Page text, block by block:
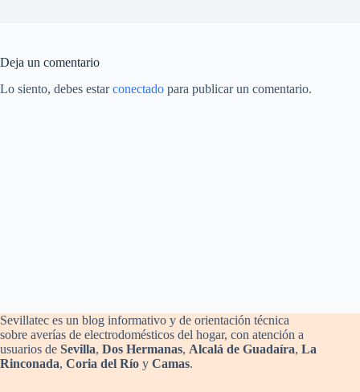
Deja un comentario
Lo siento, debes estarconectado para publicar un comentario.
Sevillatec es un blog informativo y de orientación técnica
sobre averías de electrodomésticos del hogar, con atención a
usuarios de Sevilla, Dos Hermanas, Alcalá de Guadaíra, La
Rinconada, Coria del Río y Camas.